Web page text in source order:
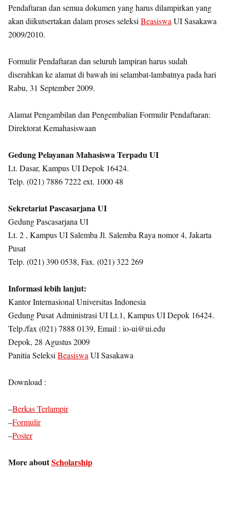
Pendaftaran dan semua dokumen yang harus dilampirkan yang
akan diikutsertakan dalam proses seleksi Beasiswa UI Sasakawa
2009/2010.
Formulir Pendaftaran dan seluruh lampiran harus sudah
diserahkan ke alamat di bawah ini selambat-lambatnya pada hari
Rabu, 31 September 2009.
Alamat Pengambilan dan Pengembalian Formulir Pendaftaran:
Direktorat Kemahasiswaan
Gedung Pelayanan Mahasiswa Terpadu UI
Lt. Dasar, Kampus UI Depok 16424.
Telp. (021) 7886 7222 ext. 1000 48
Sekretariat Pascasarjana UI
Gedung Pascasarjana UI
Lt. 2 , Kampus UI Salemba Jl. Salemba Raya nomor 4, Jakarta
Pusat
Telp. (021) 390 0538, Fax. (021) 322 269
Informasi lebih lanjut:
Kantor Internasional Universitas Indonesia
Gedung Pusat Administrasi UI Lt.1, Kampus UI Depok 16424.
Telp./fax (021) 7888 0139, Email : io-ui@ui.edu
Depok, 28 Agustus 2009
Panitia Seleksi Beasiswa UI Sasakawa
Download :
–Berkas Terlampir
–Formulir
–Poster
More aboutScholarship